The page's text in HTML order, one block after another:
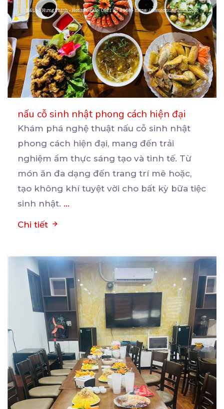
nấu cỗ sinh nhật phong cách hiện đại
Khám phá nghệ thuật nấu cỗ sinh nhật
phong cách hiện đại, mang đến trải
nghiệm ẩm thực sáng tạo và tinh tế. Từ
món ăn đa dạng đến trang trí mê hoặc,
tạo không khí tuyệt vời cho bất kỳ bữa tiệc
sinh nhật. ...
Chi tiết